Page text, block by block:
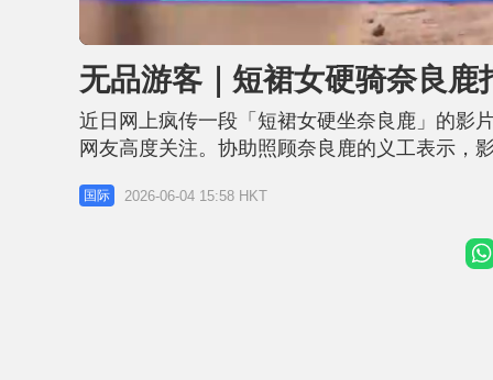
n
u
t
e
o
d
e
:
8
6
.
1
1
无品游客｜短裙女硬骑奈良鹿
近日网上疯传一段「短裙女硬坐奈良鹿」的影
网友高度关注。协助照顾奈良鹿的义工表示，
待，不可原谅。 相关新闻：无品游客︱夜爬
穿白色洋装吊带短裙和高跟鞋，试图坐在鹿背
国际 2026-06-04 15:58 HKT